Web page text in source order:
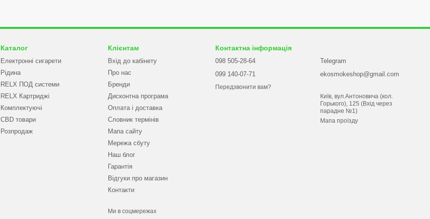
оперативну доставку. Наші клієнти цінують індивідуальний підхід, технічну підтримку та
Якщо ви шукали, де купити Smoant за чесною ціною — ви вже на правильному шляху.
Smoant — це інноваційні технології, потужні під-моди і продуманий користувальницький
досвід. А в Eko-smoke ми впевнені: якісний сервіс починається з чесного опису і закінчується
задоволеним клієнтом.
Каталог
Електронні сигарети
Рідина
RELX ПОД системи
RELX Картриджі
Комплектуючі
CBD товари
Розпродаж
Клієнтам
Вхід до кабінету
Про нас
Бренди
Дисконтна програма
Оплата і доставка
Словник термінів
Мапа сайту
Мережа сбуту
Наш блог
Гарантія
Відгуки про магазин
Контакти
Ми в соцмережах
Контактна інформація
098 505-28-64
099 140-07-71
Передзвонити вам?
Telegram
ekosmokeshop@gmail.com
Київ, вул.Антоновича (кол.
Горького), 125 (Вхід через
парадне №1)
Мапа проїзду